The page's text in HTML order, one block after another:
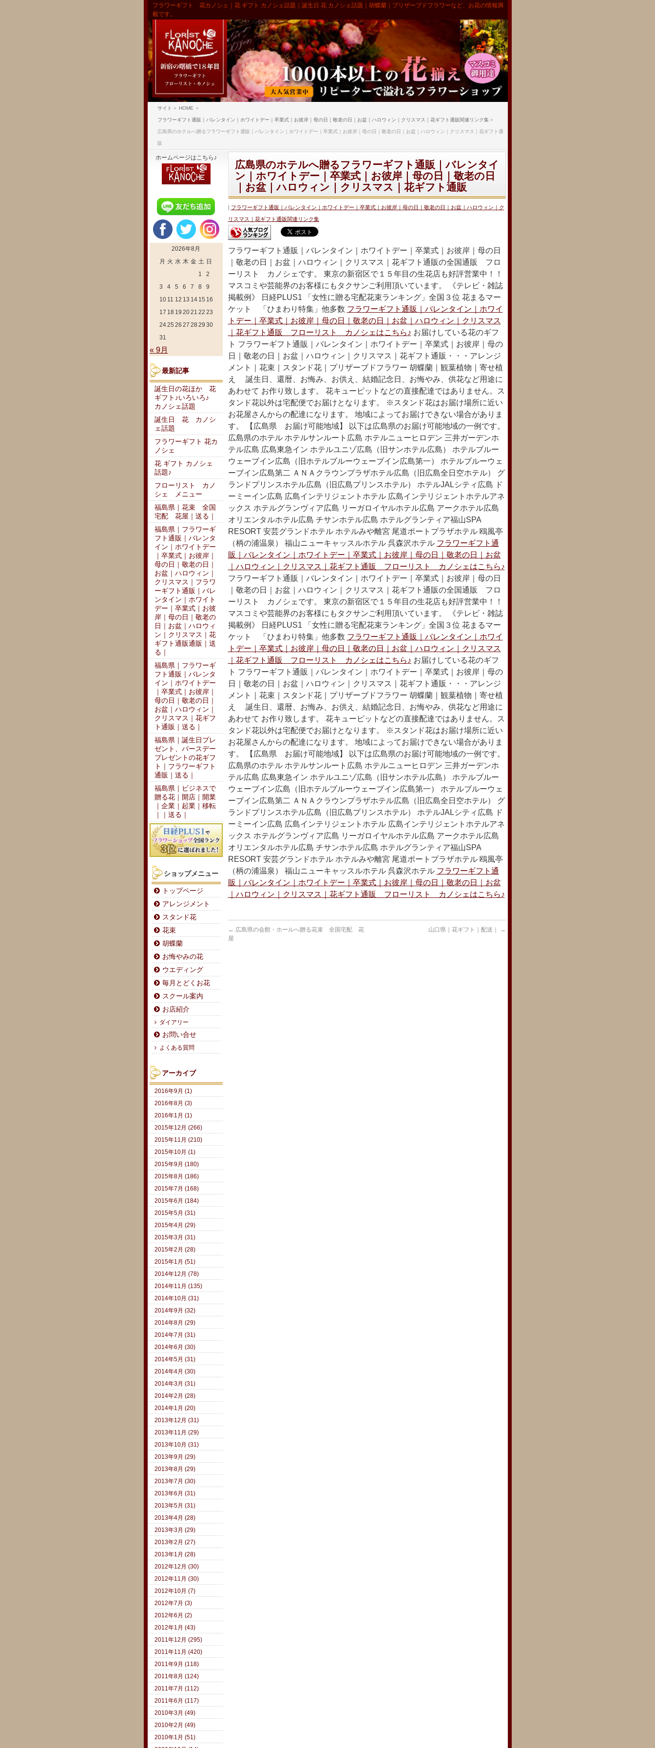
フラワーギフト 花カノシェ｜花 ギフト カノシェ話題｜誕生日 花 カノシェ話題｜胡蝶蘭｜プリザーブドフラワーなど、お花の情報満
載です。
サイト » HOME »
フラワーギフト通販｜バレンタイン｜ホワイトデー｜卒業式｜お彼岸｜母の日｜敬老の日｜お盆｜ハロウィン｜クリスマス｜花ギフト通販関連リンク集»
広島県のホテルへ贈るフラワーギフト通販｜バレンタイン｜ホワイトデー｜卒業式｜お彼岸｜母の日｜敬老の日｜お盆｜ハロウィン｜クリスマス｜花ギフト通
販
広島県のホテルへ贈るフラワーギフト通販｜バレンタイ
ン｜ホワイトデー｜卒業式｜お彼岸｜母の日｜敬老の日
｜お盆｜ハロウィン｜クリスマス｜花ギフト通販
フラワーギフト通販｜バレンタイン｜ホワイトデー｜卒業式｜お彼岸｜母の日｜敬老の日｜お盆｜ハロウィン｜ク
リスマス｜花ギフト通販関連リンク集
フラワーギフト通販｜バレンタイン｜ホワイトデー｜卒業式｜お彼岸｜母の日
｜敬老の日｜お盆｜ハロウィン｜クリスマス｜花ギフト通販の全国通販 フロ
ーリスト カノシェです。 東京の新宿区で１５年目の生花店も好評営業中！！
マスコミや芸能界のお客様にもタクサンご利用頂いています。 《テレビ・雑誌
掲載例》 日経PLUS1 「女性に贈る宅配花束ランキング」全国３位 花まるマー
ケット 「ひまわり特集」他多数 フラワーギフト通販｜バレンタイン｜ホワイ
トデー｜卒業式｜お彼岸｜母の日｜敬老の日｜お盆｜ハロウィン｜クリスマス
｜花ギフト通販 フローリスト カノシェはこちら♪ お届けしている花のギフ
ト フラワーギフト通販｜バレンタイン｜ホワイトデー｜卒業式｜お彼岸｜母の
日｜敬老の日｜お盆｜ハロウィン｜クリスマス｜花ギフト通販・・・アレンジ
メント｜花束｜スタンド花｜プリザーブドフラワー 胡蝶蘭｜観葉植物｜寄せ植
え 誕生日、還暦、お悔み、お供え、結婚記念日、お悔やみ、供花など用途に
あわせて お作り致します。 花キューピットなどの直接配達ではありません。ス
タンド花以外は宅配便でお届けとなります。 ※スタンド花はお届け場所に近い
お花屋さんからの配達になります。 地域によってお届けできない場合がありま
す。 【広島県 お届け可能地域】 以下は広島県のお届け可能地域の一例です。
広島県のホテル ホテルサンルート広島 ホテルニューヒロデン 三井ガーデンホ
テル広島 広島東急イン ホテルユニゾ広島（旧サンホテル広島） ホテルブルー
ウェーブイン広島（旧ホテルブルーウェーブイン広島第一） ホテルブルーウェ
ーブイン広島第二 ＡＮＡクラウンプラザホテル広島（旧広島全日空ホテル） グ
ランドプリンスホテル広島（旧広島プリンスホテル） ホテルJALシティ広島 ド
ーミーイン広島 広島インテリジェントホテル 広島インテリジェントホテルアネ
ックス ホテルグランヴィア広島 リーガロイヤルホテル広島 アークホテル広島
オリエンタルホテル広島 チサンホテル広島 ホテルグランティア福山SPA
RESORT 安芸グランドホテル ホテルみや離宮 尾道ポートプラザホテル 鴎風亭
（柄の浦温泉） 福山ニューキャッスルホテル 呉森沢ホテル フラワーギフト通
販｜バレンタイン｜ホワイトデー｜卒業式｜お彼岸｜母の日｜敬老の日｜お盆
｜ハロウィン｜クリスマス｜花ギフト通販 フローリスト カノシェはこちら♪
フラワーギフト通販｜バレンタイン｜ホワイトデー｜卒業式｜お彼岸｜母の日
｜敬老の日｜お盆｜ハロウィン｜クリスマス｜花ギフト通販の全国通販 フロ
ーリスト カノシェです。 東京の新宿区で１５年目の生花店も好評営業中！！
マスコミや芸能界のお客様にもタクサンご利用頂いています。 《テレビ・雑誌
掲載例》 日経PLUS1 「女性に贈る宅配花束ランキング」全国３位 花まるマー
ケット 「ひまわり特集」他多数 フラワーギフト通販｜バレンタイン｜ホワイ
トデー｜卒業式｜お彼岸｜母の日｜敬老の日｜お盆｜ハロウィン｜クリスマス
｜花ギフト通販 フローリスト カノシェはこちら♪ お届けしている花のギフ
ト フラワーギフト通販｜バレンタイン｜ホワイトデー｜卒業式｜お彼岸｜母の
日｜敬老の日｜お盆｜ハロウィン｜クリスマス｜花ギフト通販・・・アレンジ
メント｜花束｜スタンド花｜プリザーブドフラワー 胡蝶蘭｜観葉植物｜寄せ植
え 誕生日、還暦、お悔み、お供え、結婚記念日、お悔やみ、供花など用途に
あわせて お作り致します。 花キューピットなどの直接配達ではありません。ス
タンド花以外は宅配便でお届けとなります。 ※スタンド花はお届け場所に近い
お花屋さんからの配達になります。 地域によってお届けできない場合がありま
す。 【広島県 お届け可能地域】 以下は広島県のお届け可能地域の一例です。
広島県のホテル ホテルサンルート広島 ホテルニューヒロデン 三井ガーデンホ
テル広島 広島東急イン ホテルユニゾ広島（旧サンホテル広島） ホテルブルー
ウェーブイン広島（旧ホテルブルーウェーブイン広島第一） ホテルブルーウェ
ーブイン広島第二 ＡＮＡクラウンプラザホテル広島（旧広島全日空ホテル） グ
ランドプリンスホテル広島（旧広島プリンスホテル） ホテルJALシティ広島 ド
ーミーイン広島 広島インテリジェントホテル 広島インテリジェントホテルアネ
ックス ホテルグランヴィア広島 リーガロイヤルホテル広島 アークホテル広島
オリエンタルホテル広島 チサンホテル広島 ホテルグランティア福山SPA
RESORT 安芸グランドホテル ホテルみや離宮 尾道ポートプラザホテル 鴎風亭
（柄の浦温泉） 福山ニューキャッスルホテル 呉森沢ホテル フラワーギフト通
販｜バレンタイン｜ホワイトデー｜卒業式｜お彼岸｜母の日｜敬老の日｜お盆
｜ハロウィン｜クリスマス｜花ギフト通販 フローリスト カノシェはこちら♪
← 広島県の会館・ホールへ贈る花束 全国宅配 花
屋
山口県｜花ギフト｜配送｜ →
ホームページはこちら♪
2026年8月
月 火 水 木 金 土 日
1
2
3
4 5 6 7 8
9
10 11 12 13 14 15 16
17 18 19 2021 22 23
2425 26 27 28 29 30
31
« 9月
最新記事
誕生日の花ほか 花
ギフト♪いろいろ♪
カノシェ話題
誕生日 花 カノシ
ェ話題
フラワーギフト 花カ
ノシェ
花 ギフト カノシェ
話題♪
フローリスト カノ
シェ メニュー
福島県｜花束 全国
宅配 花屋｜送る｜
福島県｜フラワーギ
フト通販｜バレンタ
イン｜ホワイトデー
｜卒業式｜お彼岸｜
母の日｜敬老の日｜
お盆｜ハロウィン｜
クリスマス｜フラワ
ーギフト通販｜バレ
ンタイン｜ホワイト
デー｜卒業式｜お彼
岸｜母の日｜敬老の
日｜お盆｜ハロウィ
ン｜クリスマス｜花
ギフト通販通販｜送
る｜
福島県｜フラワーギ
フト通販｜バレンタ
イン｜ホワイトデー
｜卒業式｜お彼岸｜
母の日｜敬老の日｜
お盆｜ハロウィン｜
クリスマス｜花ギフ
ト通販｜送る｜
福島県｜誕生日プレ
ゼント、バースデー
プレゼントの花ギフ
ト｜フラワーギフト
通販｜送る｜
福島県｜ビジネスで
贈る花｜開店｜開業
｜企業｜起業｜移転
｜｜送る｜
ショップメニュー
トップページ
アレンジメント
スタンド花
花束
胡蝶蘭
お悔やみの花
ウエディング
毎月とどくお花
スクール案内
お店紹介
ダイアリー
お問い合せ
よくある質問
アーカイブ
2016年9月 (1)
2016年8月 (3)
2016年1月 (1)
2015年12月 (266)
2015年11月 (210)
2015年10月 (1)
2015年9月 (180)
2015年8月 (186)
2015年7月 (168)
2015年6月 (184)
2015年5月 (31)
2015年4月 (29)
2015年3月 (31)
2015年2月 (28)
2015年1月 (51)
2014年12月 (78)
2014年11月 (135)
2014年10月 (31)
2014年9月 (32)
2014年8月 (29)
2014年7月 (31)
2014年6月 (30)
2014年5月 (31)
2014年4月 (30)
2014年3月 (31)
2014年2月 (28)
2014年1月 (20)
2013年12月 (31)
2013年11月 (29)
2013年10月 (31)
2013年9月 (29)
2013年8月 (29)
2013年7月 (30)
2013年6月 (31)
2013年5月 (31)
2013年4月 (28)
2013年3月 (29)
2013年2月 (27)
2013年1月 (28)
2012年12月 (30)
2012年11月 (30)
2012年10月 (7)
2012年7月 (3)
2012年6月 (2)
2012年1月 (43)
2011年12月 (295)
2011年11月 (420)
2011年9月 (118)
2011年8月 (124)
2011年7月 (112)
2011年6月 (117)
2010年3月 (49)
2010年2月 (49)
2010年1月 (51)